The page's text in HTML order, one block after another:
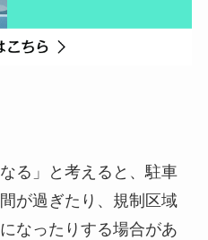
る」と考えると、駐車
が過ぎたり、規制区域
なったりする場合があ